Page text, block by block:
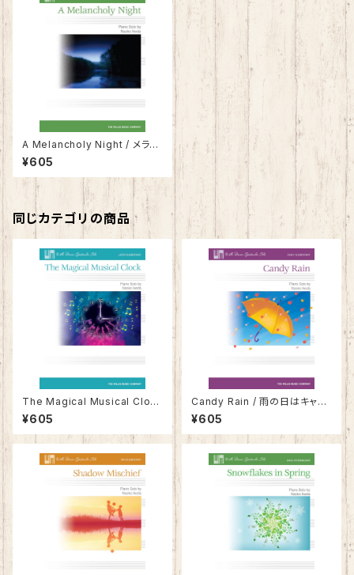
A Melancholy Night / メラン
コリー・ナイト
¥605
同じカテゴリの商品
The Magical Musical Clock
/ 時計じかけの音楽隊
¥605
Candy Rain / 雨の日はキャン
ディ・レイン
¥605